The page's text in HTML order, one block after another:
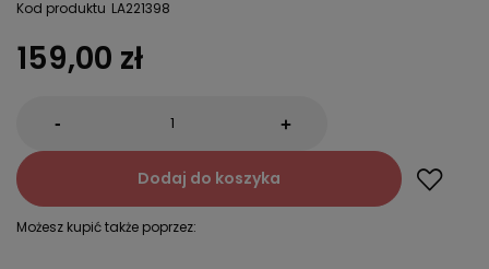
Kod produktu LA221398
159,00 zł
- +
Dodaj do koszyka
Możesz kupić także poprzez: